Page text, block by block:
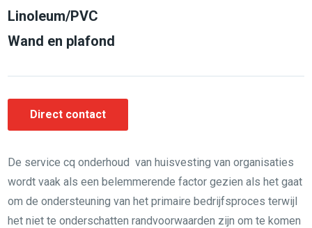
Linoleum/PVC
Wand en plafond
Direct contact
De service cq onderhoud van huisvesting van organisaties
wordt vaak als een belemmerende factor gezien als het gaat
om de ondersteuning van het primaire bedrijfsproces terwijl
het niet te onderschatten randvoorwaarden zijn om te komen